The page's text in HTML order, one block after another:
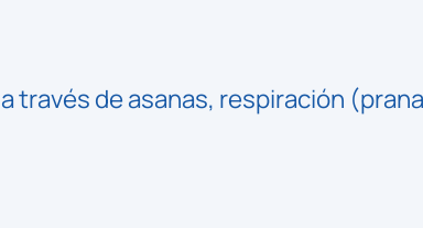
través de asanas, respiración